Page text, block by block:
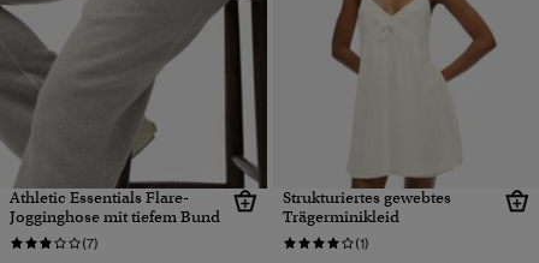
Athletic Essentials Flare-
Jogginghose mit tiefem Bund
(7)
Strukturiertes gewebtes
Trägerminikleid
(1)